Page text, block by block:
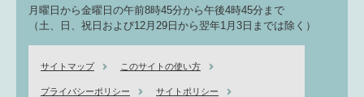
月曜日から金曜日の午前8時45分から午後4時45分まで
（土、日、祝日および12月29日から翌年1月3日までは除く）
サイトマップ このサイトの使い方
プライバシーポリシー サイトポリシー